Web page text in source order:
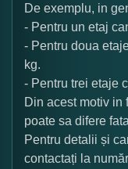
De exemplu, in
- Pentru un etaj
- Pentru doua
kg.
- Pentru trei etaje
Din acest motiv in
poate sa difere
Pentru detalii și
contactați la